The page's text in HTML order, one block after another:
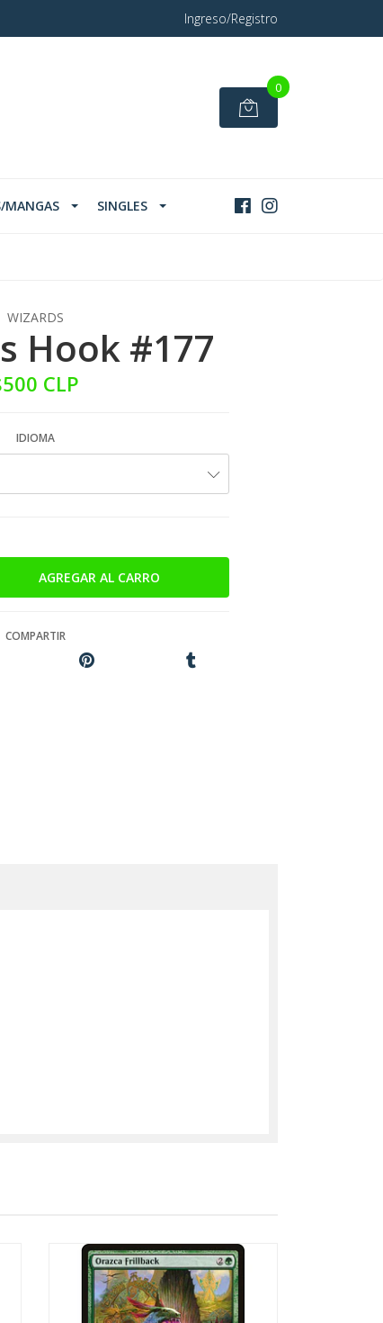
Ingreso/Registro
0
MANGAS SINGLES
WIZARDS
Hook #177
CLP
IDIOMA
COMPARTIR